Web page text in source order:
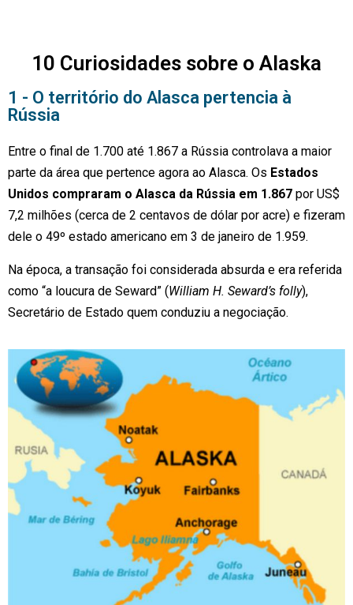
10 Curiosidades sobre o Alaska
1 - O território do Alasca pertencia à
Rússia
Entre o final de 1.700 até 1.867 a Rússia controlava a maior
parte da área que pertence agora ao Alasca. Os Estados
Unidos compraram o Alasca da Rússia em 1.867 por US$
7,2 milhões (cerca de 2 centavos de dólar por acre) e fizeram
dele o 49º estado americano em 3 de janeiro de 1.959.
Na época, a transação foi considerada absurda e era referida
como “a loucura de Seward” (William H. Seward’s folly),
Secretário de Estado quem conduziu a negociação.